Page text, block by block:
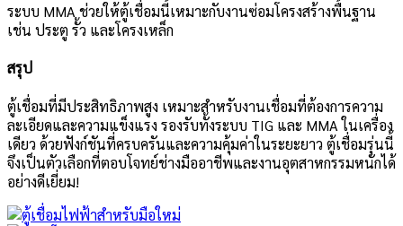
ระบบ MMA ช่วยให้ตู้เชื่อมนี้เหมาะกับงานซ่อมโครงสร้างพื้นฐาน
เช่น ประตู รั้ว และโครงเหล็ก
สรุป
ตู้เชื่อมที่มีประสิทธิภาพสูง เหมาะสำหรับงานเชื่อมที่ต้องการความ
ละเอียดและความแข็งแรง รองรับทั้งระบบ TIG และ MMA ในเครื่อง
เดียว ด้วยฟังก์ชันที่ครบครันและความคุ้มค่าในระยะยาว ตู้เชื่อมรุ่นนี้
จึงเป็นตัวเลือกที่ตอบโจทย์ช่างมืออาชีพและงานอุตสาหกรรมหนักได้
อย่างดีเยี่ยม!